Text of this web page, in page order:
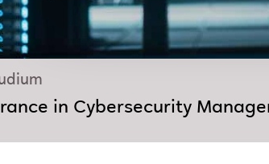
in Cybersecurity